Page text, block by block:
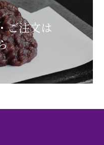
ご注文は